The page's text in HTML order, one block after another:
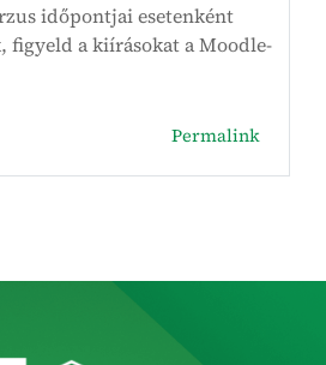
időpontjai esetenként
figyeld a kiírásokat a Moodle-
Permalink